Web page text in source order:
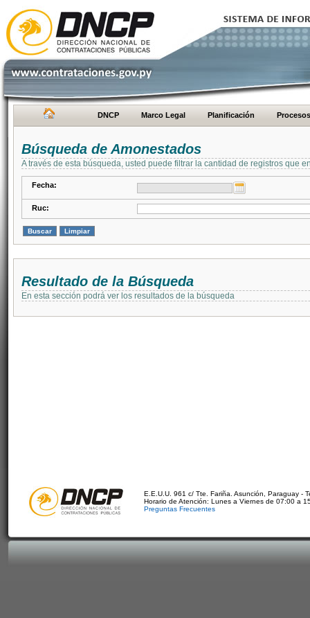
DNCP Marco Legal Planificación Procesos
Búsqueda de Amonestados
A través de esta búsqueda, usted puede filtrar la cantidad de registros que
Fecha:
Ruc:
Resultado de la Búsqueda
En esta sección podrá ver los resultados de la búsqueda
E.E.U.U. 961 c/ Tte. Fariña. Asunción, Paraguay -
Horario de Atención: Lunes a Viernes de 07:00 a
Preguntas Frecuentes